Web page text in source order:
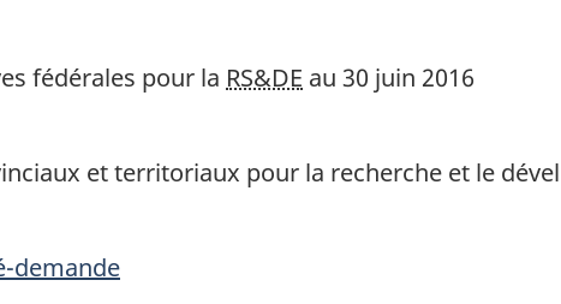
fédérales pour la RS&DE au 30 juin 2016
et territoriaux pour la recherche et le
demande